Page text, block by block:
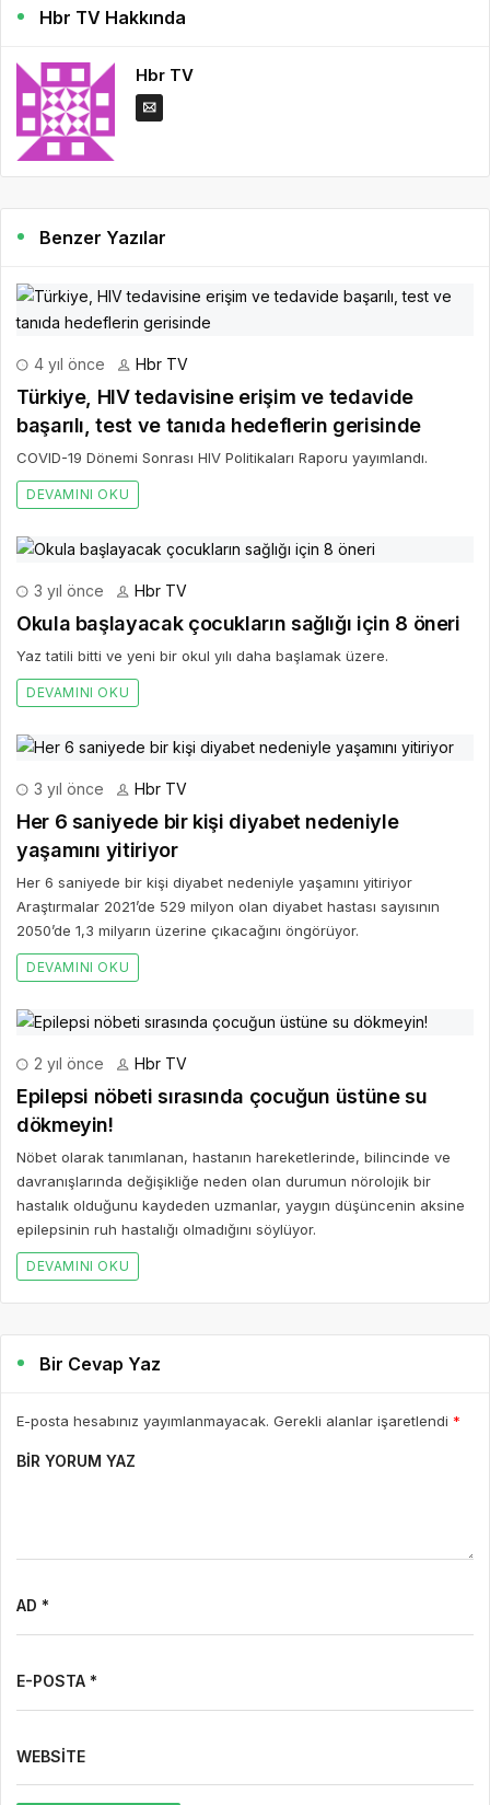
Hbr TV Hakkında
Hbr TV
Benzer Yazılar
4 yıl önce Hbr TV
Türkiye, HIV tedavisine erişim ve tedavide
başarılı, test ve tanıda hedeflerin gerisinde
COVID-19 Dönemi Sonrası HIV Politikaları Raporu yayımlandı.
DEVAMINI OKU
3 yıl önce Hbr TV
Okula başlayacak çocukların sağlığı için 8 öneri
Yaz tatili bitti ve yeni bir okul yılı daha başlamak üzere.
DEVAMINI OKU
3 yıl önce Hbr TV
Her 6 saniyede bir kişi diyabet nedeniyle
yaşamını yitiriyor
Her 6 saniyede bir kişi diyabet nedeniyle yaşamını yitiriyor
Araştırmalar 2021’de 529 milyon olan diyabet hastası sayısının
2050’de 1,3 milyarın üzerine çıkacağını öngörüyor.
DEVAMINI OKU
2 yıl önce Hbr TV
Epilepsi nöbeti sırasında çocuğun üstüne su
dökmeyin!
Nöbet olarak tanımlanan, hastanın hareketlerinde, bilincinde ve
davranışlarında değişikliğe neden olan durumun nörolojik bir
hastalık olduğunu kaydeden uzmanlar, yaygın düşüncenin aksine
epilepsinin ruh hastalığı olmadığını söylüyor.
DEVAMINI OKU
Bir Cevap Yaz
E-posta hesabınız yayımlanmayacak. Gerekli alanlar işaretlendi *
BIR YORUM YAZ
AD *
E-POSTA *
WEBSITE